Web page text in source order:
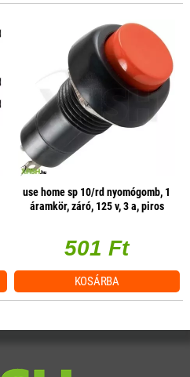
use home sp 10/rd nyomógomb, 1
áramkör, záró, 125 v, 3 a, piros
501 Ft
KOSÁRBA